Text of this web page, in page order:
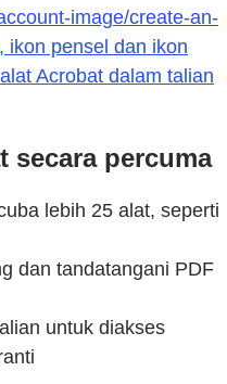
image/create-an-
ikon pensel dan ikon
Acrobat dalam talian
secara percuma
lebih 25 alat, seperti
dan tandatangani PDF
untuk diakses